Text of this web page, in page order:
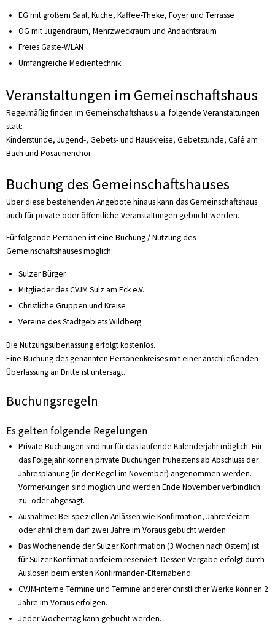
EG mit großem Saal, Küche, Kaffee-Theke, Foyer und Terrasse
OG mit Jugendraum, Mehrzweckraum und Andachtsraum
Freies Gäste-WLAN
Umfangreiche Medientechnik
Veranstaltungen im Gemeinschaftshaus
Regelmäßig finden im Gemeinschaftshaus u.a. folgende Veranstaltungen
statt:
Kinderstunde, Jugend-, Gebets- und Hauskreise, Gebetstunde, Café am
Bach und Posaunenchor.
Buchung des Gemeinschaftshauses
Über diese bestehenden Angebote hinaus kann das Gemeinschaftshaus
auch für private oder öffentliche Veranstaltungen gebucht werden.
Für folgende Personen ist eine Buchung / Nutzung des
Gemeinschaftshauses möglich:
Sulzer Bürger
Mitglieder des CVJM Sulz am Eck e.V.
Christliche Gruppen und Kreise
Vereine des Stadtgebiets Wildberg
Die Nutzungsüberlassung erfolgt kostenlos.
Eine Buchung des genannten Personenkreises mit einer anschließenden
Überlassung an Dritte ist untersagt.
Buchungsregeln
Es gelten folgende Regelungen
Private Buchungen sind nur für das laufende Kalenderjahr möglich. Für
das Folgejahr können private Buchungen frühestens ab Abschluss der
Jahresplanung (in der Regel im November) angenommen werden.
Vormerkungen sind möglich und werden Ende November verbindlich
zu- oder abgesagt.
Ausnahme: Bei speziellen Anlässen wie Konfirmation, Jahresfeiern
oder ähnlichem darf zwei Jahre im Voraus gebucht werden.
Das Wochenende der Sulzer Konfirmation (3 Wochen nach Ostern) ist
für Sulzer Konfirmationsfeiern reserviert. Dessen Vergabe erfolgt durch
Auslosen beim ersten Konfirmanden-Elternabend.
CVJM-interne Termine und Termine anderer christlicher Werke können 2
Jahre im Voraus erfolgen.
Jeder Wochentag kann gebucht werden.